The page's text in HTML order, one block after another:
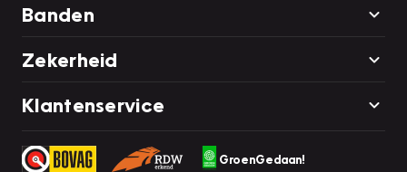
Banden
Zekerheid
Klantenservice
GroenGedaan!